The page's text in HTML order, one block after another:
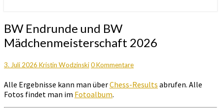
BW
Endrunde
und
Mädchenmeisterschaft
BW Endrunde und BW
Mädchenmeisterschaft 2026
3. Juli 2026 Kristin WodzinskiKommentare
0 Kommentare
Alle Ergebnisse kann man überChess-Results abrufen. Alle
Fotos findet man im Fotoalbum.